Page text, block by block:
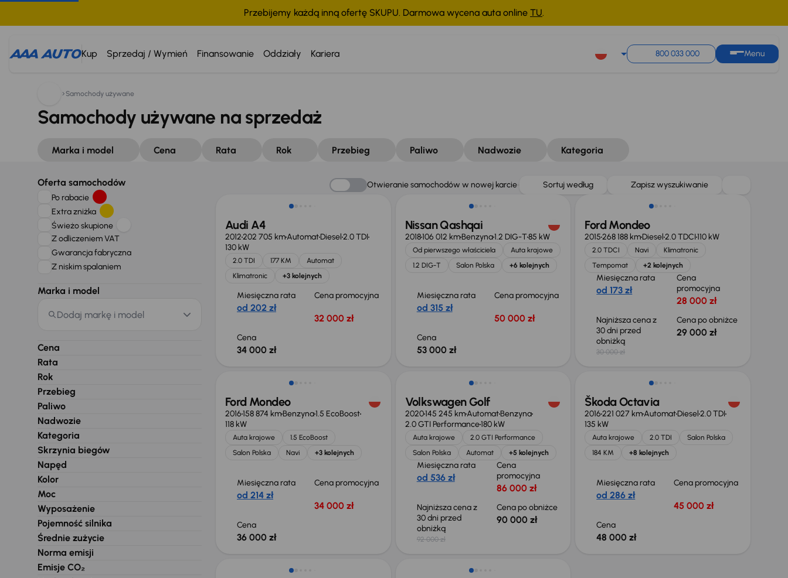
Przebijemy każdą inną ofertę SKUPU. Darmowa wycena auta online TU.
Kup Sprzedaj / Wymień Finansowanie Oddziały Kariera 800 033 000 Menu
Samochody używane
Samochody używane na sprzedaż
Marka i model Cena Rata Rok Przebieg Paliwo Nadwozie Kategoria
Oferta samochodów
Po rabacie
Extra zniżka
Świeżo skupione
Z odliczeniem VAT
Gwarancja fabryczna
Z niskim spalaniem
Marka i model
Dodaj markę i model
Cena
Rata
Rok
Przebieg
Paliwo
Nadwozie
Kategoria
Skrzynia biegów
Napęd
Kolor
Moc
Wyposażenie
Pojemność silnika
Średnie zużycie
Norma emisji
Emisje CO₂
Otwieranie samochodów w nowej karcie Sortuj według Zapisz wyszukiwanie
Audi A4
2012202 705 kmAutomatDiesel2.0 TDI
130 kW
2.0 TDI 177 KM
Automat
Klimatronic
+3 kolejnych
Miesięczna rata
od 202 zł
Cena promocyjna
32 000 zł
Cena
34 000 zł
Nissan Qashqai
2018106 012 kmBenzyna1.2 DIG-T85 kW
Od pierwszego właściciela
Auta krajowe
1.2 DIG-T
Salon Polska +6 kolejnych
Miesięczna rata
od 315 zł
Cena promocyjna
50 000 zł
Cena
53 000 zł
Taniej o 1 000 zł
Ford Mondeo
2015268 188 kmDiesel2.0 TDCI110 kW
2.0 TDCI Navi
Klimatronic
Tempomat
+2 kolejnych
Miesięczna rata
od 173 zł
Cena
promocyjna
28 000 zł
Najniższa cena z
30 dni przed
obniżką
30 000 zł
Cena po obniżce
29 000 zł
Ford Mondeo
2016158 874 kmBenzyna1.5 EcoBoost
118 kW
Auta krajowe
1.5 EcoBoost
Salon Polska
Navi +3 kolejnych
Miesięczna rata
od 214 zł
Cena promocyjna
34 000 zł
Cena
36 000 zł
Taniej o 2 000 zł
Volkswagen Golf
2020145 245 kmAutomatBenzyna
2.0 GTI Performance180 kW
Auta krajowe
2.0 GTI Performance
Salon Polska
Automat +5 kolejnych
Miesięczna rata
od 536 zł
Cena
promocyjna
86 000 zł
Najniższa cena z
30 dni przed
obniżką
92 000 zł
Cena po obniżce
90 000 zł
Škoda Octavia
2016221 027 kmAutomatDiesel2.0 TDI
135 kW
Auta krajowe 2.0 TDI
Salon Polska
184 KM
+8 kolejnych
Miesięczna rata
od 286 zł
Cena promocyjna
45 000 zł
Cena
48 000 zł
Od nowego taniej o 36 775 zł Taniej o 1 000 zł